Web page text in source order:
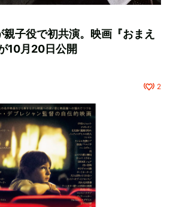
子役で初共演。映画『おまえ
10月20日公開
2